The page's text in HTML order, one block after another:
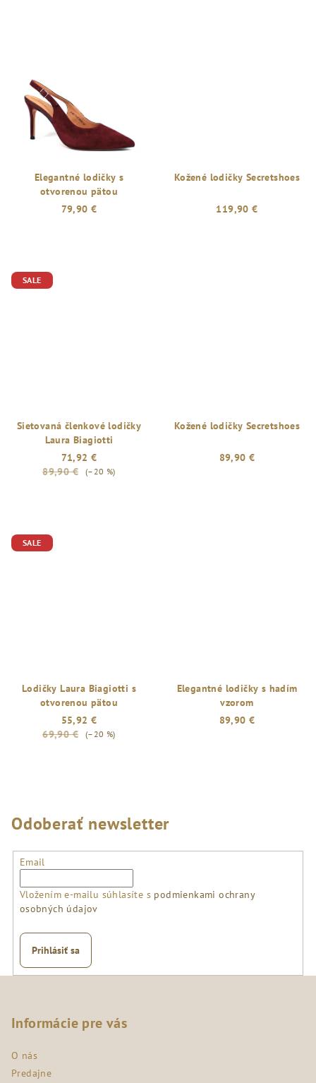
Elegantné lodičky s
otvorenou pätou
79,90 €
Kožené lodičky Secretshoes
119,90 €
SALE
Sietovaná členkové lodičky
Laura Biagiotti
71,92 €
89,90 €
(–20 %)
Kožené lodičky Secretshoes
89,90 €
SALE
Lodičky Laura Biagiotti s
otvorenou pätou
55,92 €
69,90 €
(–20 %)
Elegantné lodičky s hadím
vzorom
89,90 €
Odoberať newsletter
Email
Vložením e-mailu súhlasíte s podmienkami ochrany
osobných údajov
Prihlásiť sa
Informácie pre vás
O nás
Predajne